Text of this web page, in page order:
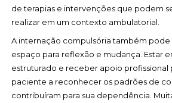
de terapias e intervenções que podem
realizar em um contexto ambulatorial.
A internação compulsória também
espaço para reflexão e mudança. Estar
estruturado e receber apoio profissional
paciente a reconhecer os padrões de
contribuíram para sua dependência.